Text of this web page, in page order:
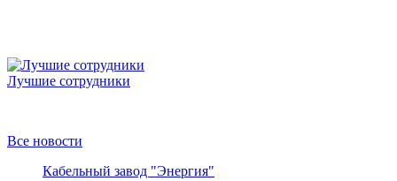
Лучшие сотрудники
Все новости
Кабельный завод "Энергия"